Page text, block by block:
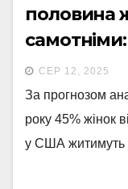
половина
СЕР 12, 2025
За прогнозом
року 45% жінок
у США житимуть